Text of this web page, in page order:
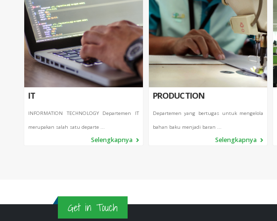
IT
INFORMATION TECHNOLOGY Departemen IT
merupakan salah satu departe ...
Selengkapnya
PRODUCTION
Departemen yang bertugas untuk mengelola
bahan baku menjadi baran ...
Selengkapnya
Get in Touch